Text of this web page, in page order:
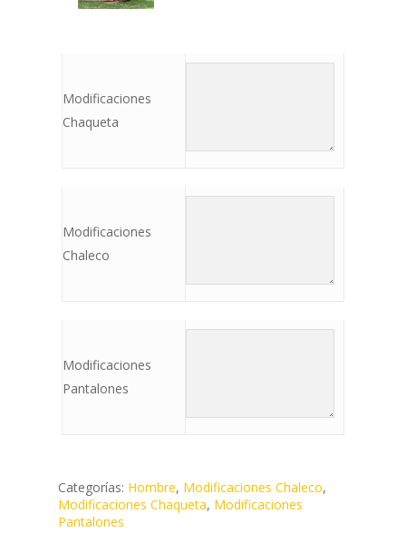
Modificaciones
Chaqueta
Modificaciones
Chaleco
Modificaciones
Pantalones
Categorías: Hombre, Modificaciones Chaleco,
Modificaciones Chaqueta, Modificaciones
Pantalones